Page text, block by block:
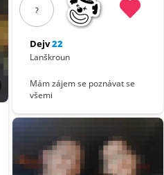
?
Dejv22
Lanškroun
Mám zájem se poznávat se
všemi